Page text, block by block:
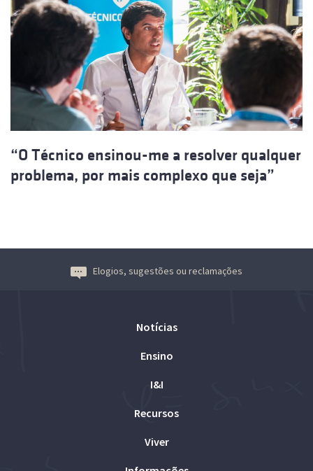
“O Técnico ensinou-me a resolver qualquer
problema, por mais complexo que seja”
Elogios, sugestões ou reclamações
Notícias
Ensino
I&I
Recursos
Viver